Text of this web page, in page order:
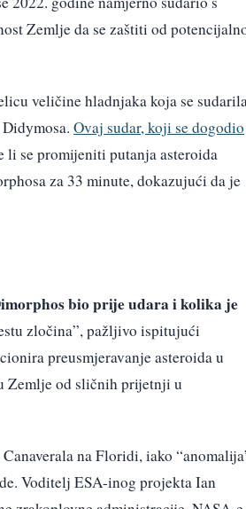
Zemlje da se zaštiti od
veličine hladnjaka koja se
Ovaj sudar, koji se dogodio
li se promijeniti putanja asteroida
za 33 minute, dokazujući da je
bio prije udara i kolika je
zločina”, pažljivo ispitujući
preusmjeravanje asteroida u
Zemlje od sličnih prijetnji u
na Floridi, iako
Voditelj ESA-inog projekta Ian